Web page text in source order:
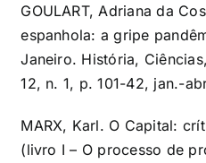
GOULART, Adriana da
espanhola: a gripe
Janeiro. História,
12, n. 1, p. 101-42, jan.-
MARX, Karl. O Capital:
(livro I – O processo de